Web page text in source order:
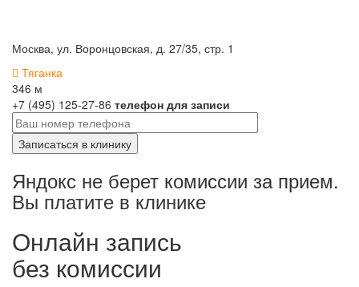
Москва, ул. Воронцовская, д. 27/35, стр. 1
Тяганка
346 м
+7 (495) 125-27-86 телефон для записи
Яндокс не берет комиссии за прием.
Вы платите в клинике
Онлайн запись
без комиссии